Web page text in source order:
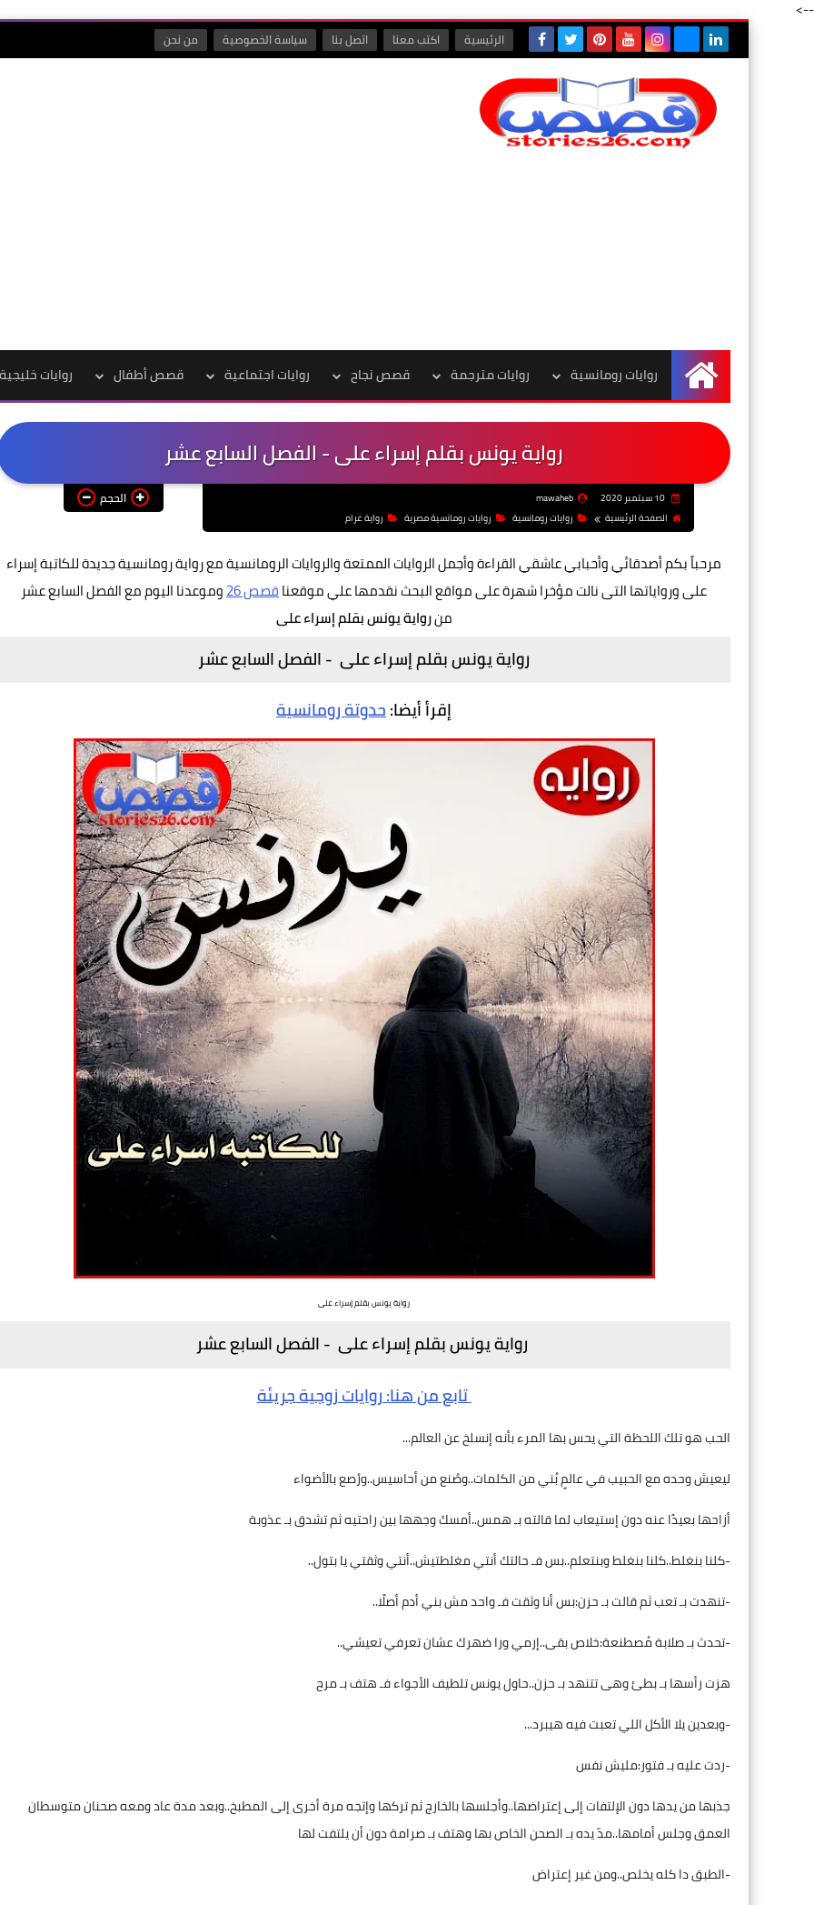
-->
الرئيسية اكتب معنا اتصل بنا سياسة الخصوصية من نحن
الرئيسية
روايات رومانسية روايات مترجمة قصص نجاح روايات اجتماعية قصص أطفال روايات خليجية
رواية يونس بقلم إسراء على - الفصل السابع عشر
10 سبتمبر 2020
mawaheb
الصفحة الرئيسية
روايات رومانسية روايات رومانسية مصرية رواية غرام
الحجم
مرحباً بكم أصدقائي وأحبابي عاشقي القراءة وأجمل الروايات الممتعة والروايات الرومانسية مع رواية رومانسية جديدة للكاتبة إسراء
على ورواياتها التى نالت مؤخرا شهرة على مواقع البحث نقدمها علي موقعناقصص 26 وموعدنا اليوم مع الفصل السابع عشر
منرواية يونس بقلم إسراء على
رواية يونس بقلم إسراء على - الفصلالسابع عشر
إقرأ أيضا:حدوتة رومانسية
رواية يونس بقلم إسراء على
رواية يونس بقلم إسراء على - الفصل السابع عشر
تابع من هنا: روايات زوجية جريئة
الحب هو تلك اللحظة التي يحس بها المرء بأنه إنسلخ عن العالم...
ليعيش وحده مع الحبيب في عالمٍ بُني من الكلمات..وصُنع من أحاسيس..ورُصع بالأضواء
أزاحها بعيدًا عنه دون إستيعاب لما قالته بـ همس..أمسك وجهها بين راحتيه ثم تشدق بـ عذوبة
-كلنا بنغلط..كلنا بنغلط وبنتعلم..بس فـ حالتك أنتي مغلطتيش..أنتي وثقتي يا بتول..
-تنهدت بـ تعب ثم قالت بـ حزن:بس أنا وثقت فـ واحد مش بني أدم أصلًا..
-تحدث بـ صلابة مُصطنعة:خلاص بقى..إرمي ورا ضهرك عشان تعرفي تعيشي..
هزت رأسها بـ بطئ وهى تتنهد بـ حزن..حاول يونس تلطيف الأجواء فـ هتف بـ مرح
-وبعدين يلا الأكل اللي تعبت فيه هيبرد...
-ردت عليه بـ فتور:مليش نفس
جذبها من يدها دون الإلتفات إلى إعتراضها..وأجلسها بالخارج ثم تركها وإتجه مرة أخرى إلى المطبخ..وبعد مدة عاد ومعه صحنان متوسطان
العمق وجلس أمامها..مدّ يده بـ الصحن الخاص بها وهتف بـ صرامة دون أن يلتفت لها
-الطبق دا كله يخلص..ومن غير إعتراض